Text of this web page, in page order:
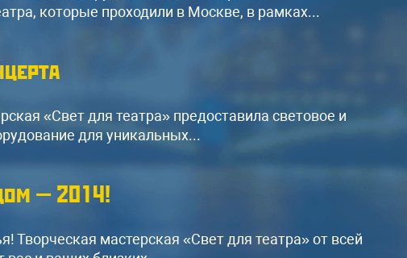
Аренда звука мощностью
Данный комплект звука подходит для
концерта (до 250-300 человек)
4 Активные колонки RCF ART
Yamaha
которые проходили в Москве, в рамках...
«Свет для театра» предоставила световое и
для уникальных...
— 2014!
Творческая мастерская «Свет для театра» от всей